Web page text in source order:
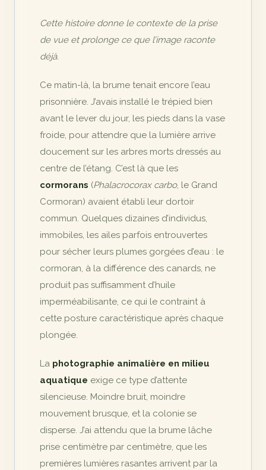
Cette histoire donne le contexte de la prise
de vue et prolonge ce que l’image raconte
déjà.
Ce matin-là, la brume tenait encore l’eau
prisonnière. J’avais installé le trépied bien
avant le lever du jour, les pieds dans la vase
froide, pour attendre que la lumière arrive
doucement sur les arbres morts dressés au
centre de l’étang. C’est là que les
cormorans (Phalacrocorax carbo, le Grand
Cormoran) avaient établi leur dortoir
commun. Quelques dizaines d’individus,
immobiles, les ailes parfois entrouvertes
pour sécher leurs plumes gorgées d’eau : le
cormoran, à la différence des canards, ne
produit pas suffisamment d’huile
imperméabilisante, ce qui le contraint à
cette posture caractéristique après chaque
plongée.
La photographie animalière en milieu
aquatique exige ce type d’attente
silencieuse. Moindre bruit, moindre
mouvement brusque, et la colonie se
disperse. J’ai attendu que la brume lâche
prise centimètre par centimètre, que les
premières lumières rasantes arrivent par la